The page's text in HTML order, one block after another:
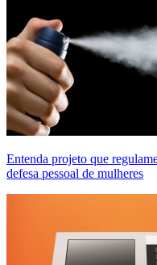
Entenda projeto que
defesa pessoal de mulheres